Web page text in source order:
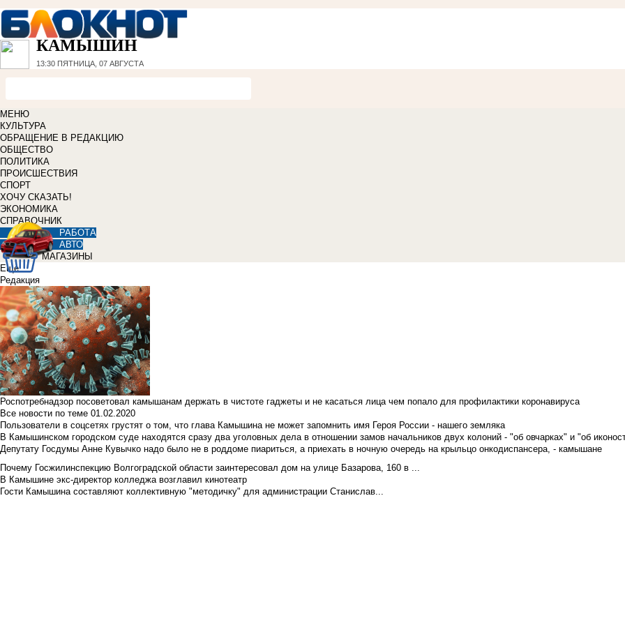
КАМЫШИН
13:30 ПЯТНИЦА, 07 АВГУСТА
МЕНЮ
КУЛЬТУРА
ОБРАЩЕНИЕ В РЕДАКЦИЮ
ОБЩЕСТВО
ПОЛИТИКА
ПРОИСШЕСТВИЯ
СПОРТ
ХОЧУ СКАЗАТЬ!
ЭКОНОМИКА
СПРАВОЧНИК
РАБОТА
АВТО
МАГАЗИНЫ
Еще
Редакция
Роспотребнадзор посоветовал камышанам держать в чистоте гаджеты и не касаться лица чем попало для профилактики коронавируса
Все новости по теме 01.02.2020
Пользователи в соцсетях грустят о том, что глава Камышина не может запомнить имя Героя России - нашего земляка
В Камышинском городском суде находятся сразу два уголовных дела в отношении замов начальников двух колоний - "об овчарках" и "об
Депутату Госдумы Анне Кувычко надо было не в роддоме пиариться, а приехать в ночную очередь на крыльцо онкодиспансера, - камышане
Почему Госжилинспекцию Волгоградской области заинтересовал дом на улице Базарова, 160 в ...
В Камышине экс-директор колледжа возглавил кинотеатр
Гости Камышина составляют коллективную "методичку" для администрации Станислав...